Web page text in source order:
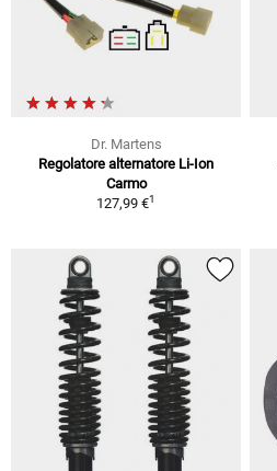
Dr. Martens
Regolatore alternatore Li-Ion
Carmo
127,99 €1